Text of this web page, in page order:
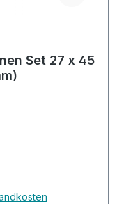
Set 27 x 45